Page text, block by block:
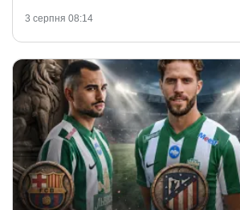
3 серпня 08:14